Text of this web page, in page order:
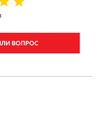
ВОПРОС